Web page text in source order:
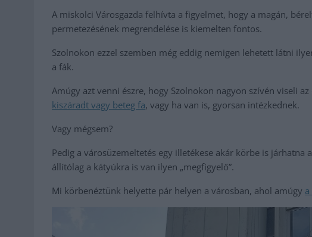
A miskolci Városgazda felhívta a figyelmet, hogy a magán,
permetezésének megrendelése is kiemelten fontos.
Szolnokon ezzel szemben még eddig nemigen lehetett látni
a fák.
Amúgy azt venni észre, hogy Szolnokon nagyon szívén viseli
kiszáradt vagy beteg fa, vagy ha van is, gyorsan intézkednek.
Vagy mégsem?
Pedig a városüzemeltetés egy illetékese akár körbe is járhatna
állítólag a kátyúkra is van ilyen „megfigyelő”.
Mi körbenéztünk helyette pár helyen a városban, ahol amúgy